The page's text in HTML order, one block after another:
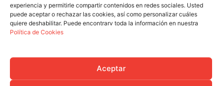
experiencia y permitirle compartir contenidos en redes sociales. Usted
puede aceptar o rechazar las cookies, así como personalizar cuáles
quiere deshabilitar. Puede encontrarv toda la información en nuestra
Política de Cookies
Aceptar